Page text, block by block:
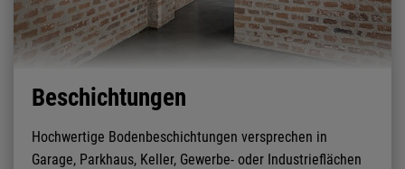
Beschichtungen
Hochwertige Bodenbeschichtungen versprechen in
Garage, Parkhaus, Keller, Gewerbe- oder Industrieflächen